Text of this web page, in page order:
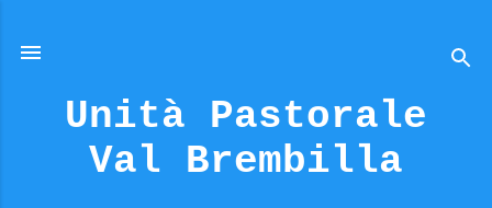
Unità Pastorale
Val Brembilla